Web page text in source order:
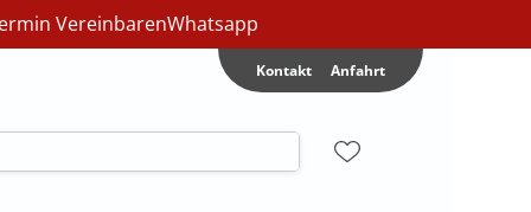
VereinbarenWhatsapp
Kontakt Anfahrt